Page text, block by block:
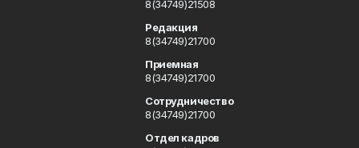
8(34749)21508
Редакция
8(34749)21700
Приемная
8(34749)21700
Сотрудничество
8(34749)21700
Отдел кадров